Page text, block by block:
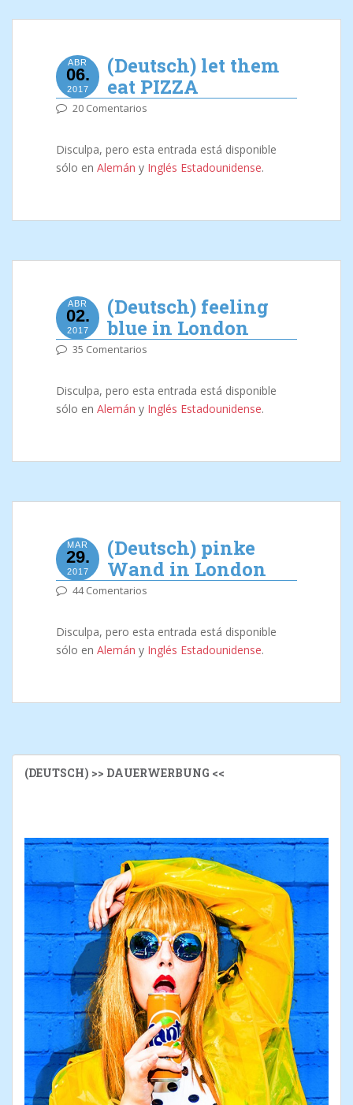
ABR
06.
2017
(Deutsch) let them
eat PIZZA
20 Comentarios
Disculpa, pero esta entrada está disponible
sólo en Alemán y Inglés Estadounidense.
ABR
02.
2017
(Deutsch) feeling
blue in London
35 Comentarios
Disculpa, pero esta entrada está disponible
sólo en Alemán y Inglés Estadounidense.
MAR
29.
2017
(Deutsch) pinke
Wand in London
44 Comentarios
Disculpa, pero esta entrada está disponible
sólo en Alemán y Inglés Estadounidense.
(DEUTSCH) >> DAUERWERBUNG <<